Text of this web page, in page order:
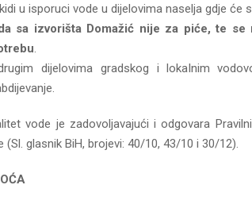
u isporuci vode u dijelovima naselja gdje će
sa izvorišta Domažić nije za piće, te
.
dijelovima gradskog i lokalnim
vode je zadovoljavajući i odgovara
(Sl. glasnik BiH, brojevi: 40/10, 43/10 i 30/12).